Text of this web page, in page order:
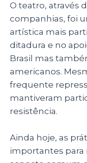
O teatro, através
companhias, foi
artística mais
ditadura e no
Brasil mas
americanos.
frequente
mantiveram
resistência.
Ainda hoje, as
importantes para